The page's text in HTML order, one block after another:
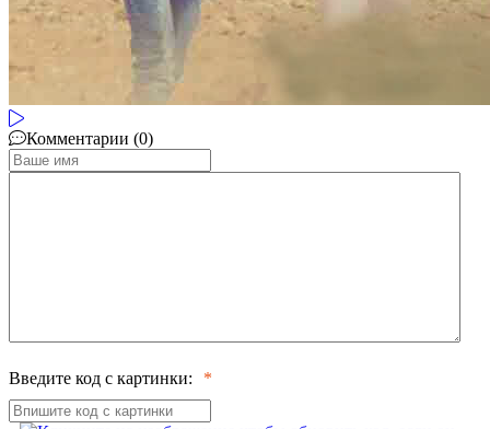
Комментарии (0)
Введите код с картинки: